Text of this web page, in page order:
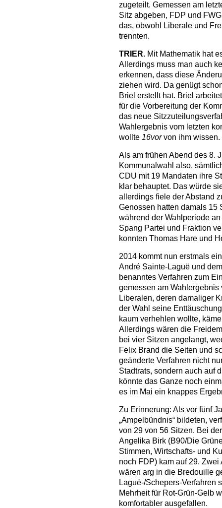
zugeteilt. Gemessen am
Sitz abgeben, FDP und
das, obwohl Liberale und
trennten.
TRIER. Mit Mathematik hat
Allerdings muss man auch
erkennen, dass diese
ziehen wird. Da genügt
Briel erstellt hat. Briel
für die Vorbereitung der
das neue
Wahlergebnis vom letzten
wollte 16vorvon ihm wissen.
Als am frühen Abend des 8.
Kommunalwahl also,
CDU mit 19 Mandaten ihre
klar behauptet. Das würde
allerdings fiele der Abstand
Genossen hatten damals 15
während der Wahlperiode
Spang Partei und Fraktion
konnten Thomas Hare und
2014 kommt nun erstmals
André Sainte-Laguë und
benanntes Verfahren zum
gemessen am
Liberalen, deren damaliger
der Wahl seine
kaum verhehlen wollte,
Allerdings wären die
bei vier Sitzen angelangt,
Felix Brand die Seiten und
geänderte Verfahren nicht
Stadtrats, sondern auch auf
könnte das Ganze noch
es im Mai ein knappes
Zu Erinnerung: Als vor fünf
„Ampelbündnis“ bildeten,
von 29 von 56 Sitzen. Bei
Angelika Birk (B90/Die
Stimmen, Wirtschafts- und
noch FDP) kam auf 29.
wären arg in die Bredouille
Laguë-/Schepers-Verfahren
Mehrheit für Rot-Grün-Gelb
komfortabler ausgefallen.